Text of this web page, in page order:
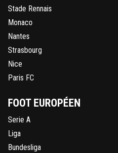
Stade Rennais
Monaco
Nantes
Strasbourg
Nice
Paris FC
FOOT EUROPÉEN
Serie A
Liga
Bundesliga